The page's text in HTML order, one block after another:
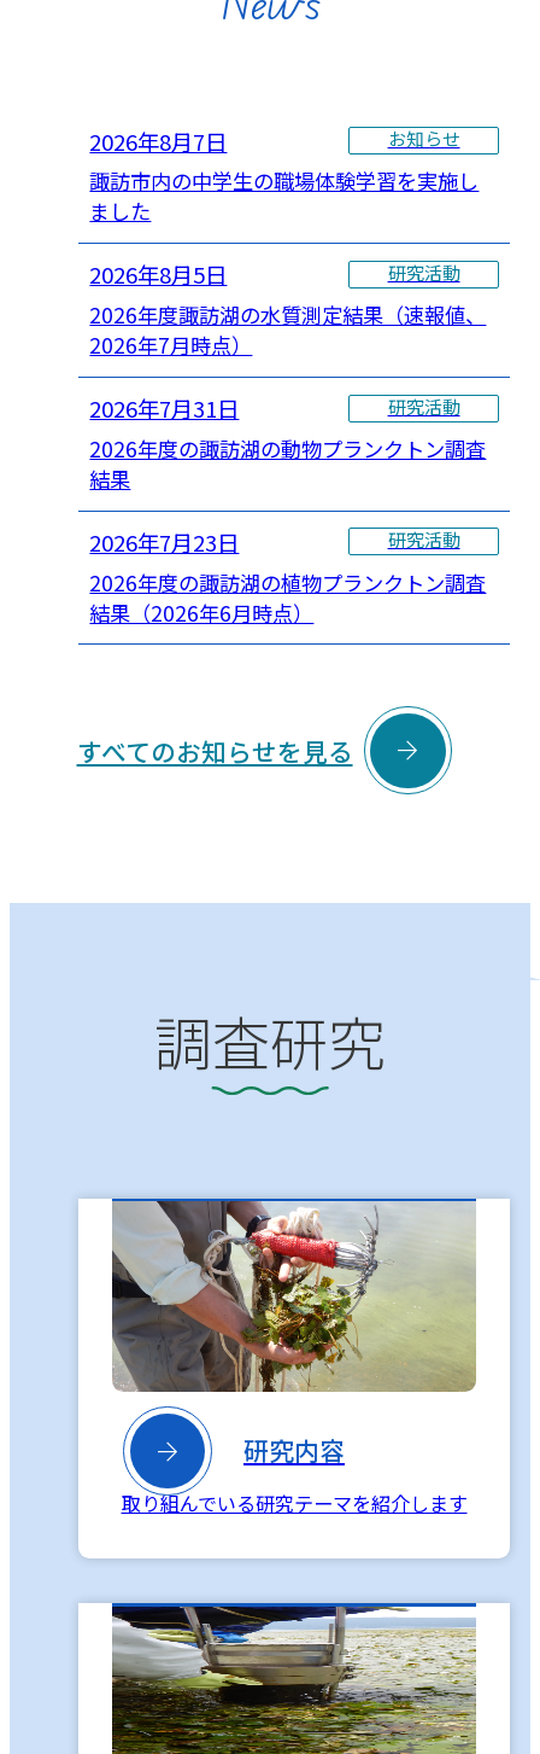
2026年8月7日 お知らせ
諏訪市内の中学生の職場体験学習を実施し
ました
2026年8月5日 研究活動
2026年度諏訪湖の水質測定結果（速報値、
2026年7月時点）
2026年7月31日 研究活動
2026年度の諏訪湖の動物プランクトン調査
結果
2026年7月23日 研究活動
2026年度の諏訪湖の植物プランクトン調査
結果（2026年6月時点）
すべてのお知らせを見る 
調査研究
 研究内容
取り組んでいる研究テーマを紹介します